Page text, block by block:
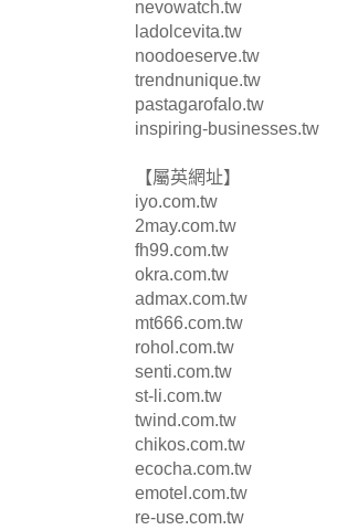
nevowatch.tw
ladolcevita.tw
noodoeserve.tw
trendnunique.tw
pastagarofalo.tw
inspiring-businesses.tw
【屬英網址】
iyo.com.tw
2may.com.tw
fh99.com.tw
okra.com.tw
admax.com.tw
mt666.com.tw
rohol.com.tw
senti.com.tw
st-li.com.tw
twind.com.tw
chikos.com.tw
ecocha.com.tw
emotel.com.tw
re-use.com.tw